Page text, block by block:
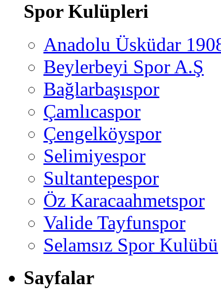
Spor Kulüpleri
Anadolu Üsküdar
Beylerbeyi Spor A.Ş
Bağlarbaşıspor
Çamlıcaspor
Çengelköyspor
Selimiyespor
Sultantepespor
Öz Karacaahmetspor
Valide Tayfunspor
Selamsız Spor Kulübü
Sayfalar